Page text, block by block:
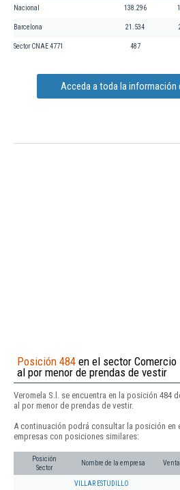
Nacional 138.296
Barcelona 21.534
Sector CNAE 4771 487
Acceda a toda la información
Posición 484 en el sector Comercio
al por menor de prendas de vestir
Veromela S.l. se encuentra en la posición 484
al por menor de prendas de vestir.
A continuación podrá consultar la posición en
empresas con posiciones similares:
Posición
Sector
Nombre de la empresa
VILLAR ESTUDILLO